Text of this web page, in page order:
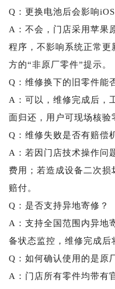
Q：更换电池后会影响
A：不会，门店采用苹果
程序，不影响系统正常更
方的“非原厂零件”提示。
Q：维修换下的旧零件能
A：可以，维修完成后，
面归还，用户可现场核验
Q：维修失败是否有赔偿
A：若因门店技术操作问
费用；若造成设备二次
赔付。
Q：是否支持异地寄修？
A：支持全国范围内异地
备状态监控，维修完成后
Q：如何确认使用的是原
A：门店所有零件均带有